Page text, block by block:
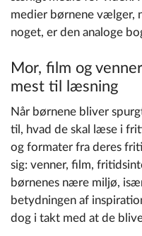
medier børnene vælger,
noget, er den analoge
Mor, film og
mest til læsning
Når børnene bliver
til, hvad de skal læse i
og formater fra deres
sig: venner, film,
børnenes nære miljø,
betydningen af
dog i takt med at de